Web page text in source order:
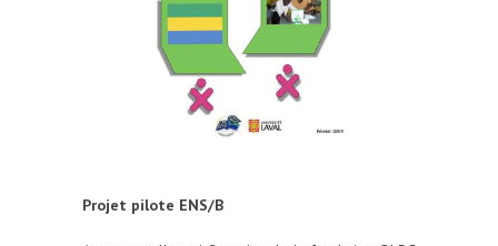
Projet pilote ENS/B